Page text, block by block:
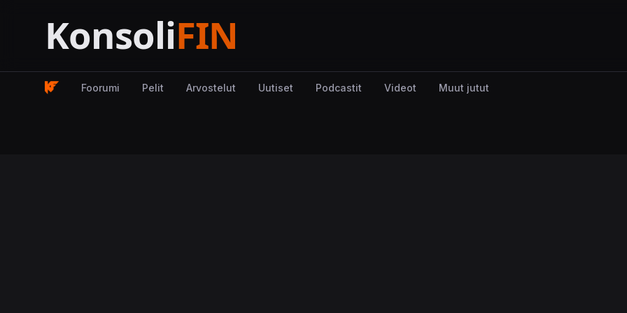
Foorumi Pelit Arvostelut Uutiset Podcastit Videot Muut jutut